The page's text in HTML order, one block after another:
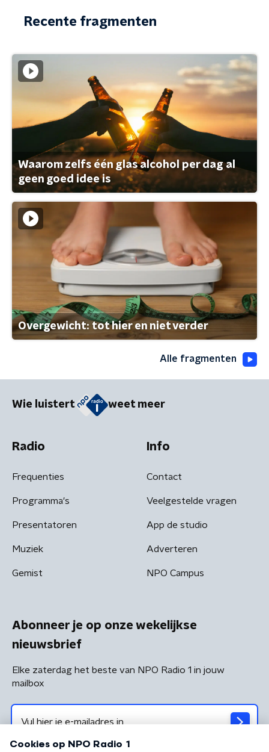
Recente fragmenten
Waarom zelfs één glas alcohol per dag al
geen goed idee is
Overgewicht: tot hier en niet verder
Alle fragmenten
Wie luistert weet meer
Radio
Frequenties
Programma's
Presentatoren
Muziek
Gemist
Info
Contact
Veelgestelde vragen
App de studio
Adverteren
NPO Campus
Abonneer je op onze wekelijkse
nieuwsbrief
Elke zaterdag het beste van NPO Radio 1 in jouw
mailbox